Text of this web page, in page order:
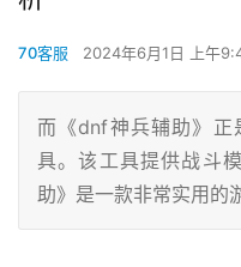
70客服 2024年6月1日 上午
而《dnf神兵辅助》正
具。该工具提供战斗
助》是一款非常实用的